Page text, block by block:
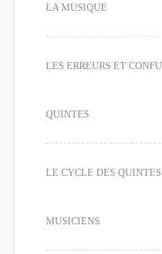
LA MUSIQUE
LES ERREURS ET
QUINTES
LE CYCLE DES
MUSICIENS